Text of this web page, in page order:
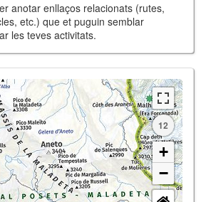
anotar enllaços relacionats (rutes,
etc.) que et puguin semblar
les teves activitats.
12
+
−